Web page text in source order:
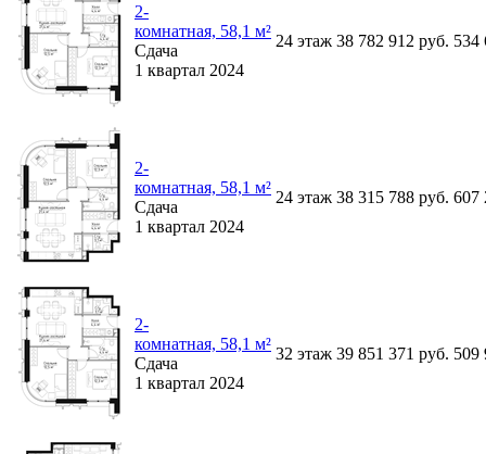
2-
комнатная, 58,1 м²
Сдача
1 квартал 2024
24 этаж 38 782 912 руб. 534
2-
комнатная, 58,1 м²
Сдача
1 квартал 2024
24 этаж 38 315 788 руб. 607
2-
комнатная, 58,1 м²
Сдача
1 квартал 2024
32 этаж 39 851 371 руб. 509